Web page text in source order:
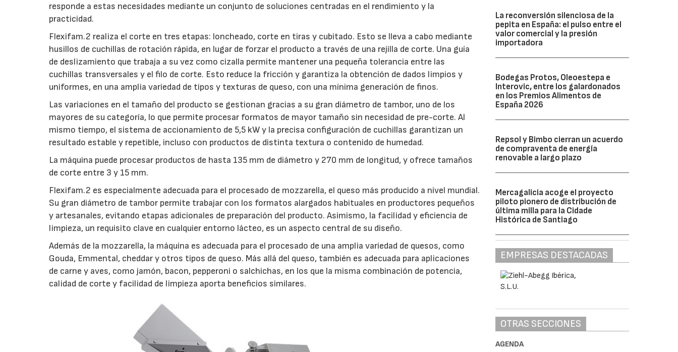
responde a estas necesidades mediante un conjunto de soluciones centradas en el rendimiento y la
practicidad.
Flexifam.2 realiza el corte en tres etapas: loncheado, corte en tiras y cubitado. Esto se lleva a cabo mediante
husillos de cuchillas de rotación rápida, en lugar de forzar el producto a través de una rejilla de corte. Una guía
de deslizamiento que trabaja a su vez como cizalla permite mantener una pequeña tolerancia entre las
cuchillas transversales y el filo de corte. Esto reduce la fricción y garantiza la obtención de dados limpios y
uniformes, en una amplia variedad de tipos y texturas de queso, con una mínima generación de finos.
Las variaciones en el tamaño del producto se gestionan gracias a su gran diámetro de tambor, uno de los
mayores de su categoría, lo que permite procesar formatos de mayor tamaño sin necesidad de pre-corte. Al
mismo tiempo, el sistema de accionamiento de 5,5 kW y la precisa configuración de cuchillas garantizan un
resultado estable y repetible, incluso con productos de distinta textura o contenido de humedad.
La máquina puede procesar productos de hasta 135 mm de diámetro y 270 mm de longitud, y ofrece tamaños
de corte entre 3 y 15 mm.
Flexifam.2 es especialmente adecuada para el procesado de mozzarella, el queso más producido a nivel mundial.
Su gran diámetro de tambor permite trabajar con los formatos alargados habituales en productores pequeños
y artesanales, evitando etapas adicionales de preparación del producto. Asimismo, la facilidad y eficiencia de
limpieza, un requisito clave en cualquier entorno lácteo, es un aspecto central de su diseño.
Además de la mozzarella, la máquina es adecuada para el procesado de una amplia variedad de quesos, como
Gouda, Emmental, cheddar y otros tipos de queso. Más allá del queso, también es adecuada para aplicaciones
de carne y aves, como jamón, bacon, pepperoni o salchichas, en los que la misma combinación de potencia,
calidad de corte y facilidad de limpieza aporta beneficios similares.
La reconversión silenciosa de la
pepita en España: el pulso entre el
valor comercial y la presión
importadora
Bodegas Protos, Oleoestepa e
Interovic, entre los galardonados
en los Premios Alimentos de
España 2026
Repsol y Bimbo cierran un acuerdo
de compraventa de energía
renovable a largo plazo
Mercagalicia acoge el proyecto
piloto pionero de distribución de
última milla para la Cidade
Histórica de Santiago
EMPRESAS DESTACADAS
OTRAS SECCIONES
AGENDA